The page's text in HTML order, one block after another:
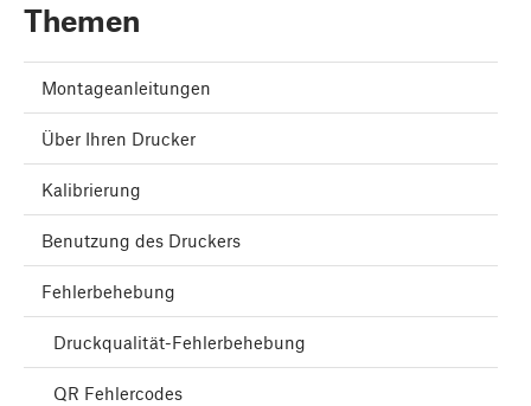
Themen
Montageanleitungen
Über Ihren Drucker
Kalibrierung
Benutzung des Druckers
Fehlerbehebung
Druckqualität-Fehlerbehebung
QR Fehlercodes